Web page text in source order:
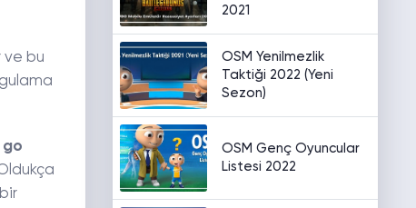
ve bu
go
2021
OSM Yenilmezlik
Taktiği 2022 (Yeni
Sezon)
OSM Genç Oyuncular
Listesi 2022